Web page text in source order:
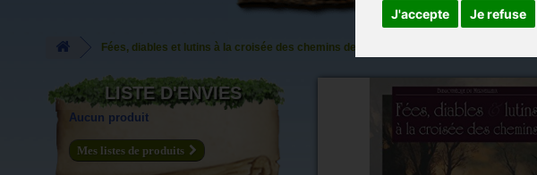
J'accepte Je refuse
Fées, diables et lutins à la croisée des chemins de Richard Ely et Véronique Barrau,
LISTE D'ENVIES
Aucun produit
Mes listes de produits